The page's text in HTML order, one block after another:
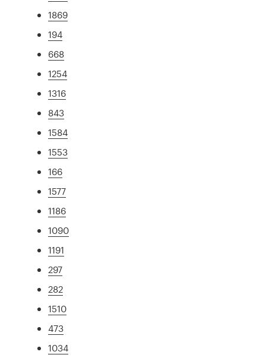
1869
194
668
1254
1316
843
1584
1553
166
1577
1186
1090
1191
297
282
1510
473
1034